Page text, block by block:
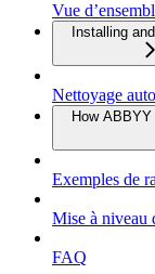
Vue
Installing
Nettoyage
How
Exemples de
Mise à
FAQ